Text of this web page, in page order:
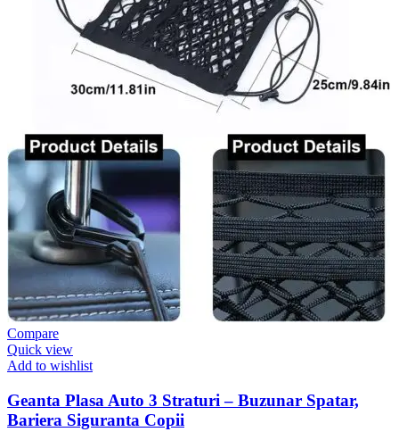
Compare
Quick view
Add to wishlist
Geanta Plasa Auto 3 Straturi – Buzunar Spatar,
Bariera Siguranta Copii